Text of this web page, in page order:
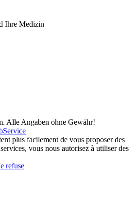
Ihre Medizin
Alle Angaben ohne Gewähr!
plus facilement de vous proposer des
vous nous autorisez à utiliser des
refuse